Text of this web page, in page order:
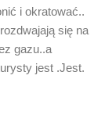
i okratować..
się na
gazu..a
jest .Jest.